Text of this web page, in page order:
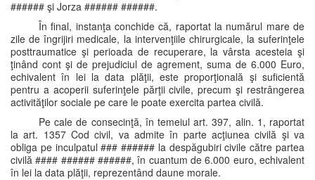
###### şi Jorza ###### ######.
În final, instanţa conchide că, raportat la numărul mare de
zile de îngrijiri medicale, la intervenţiile chirurgicale, la suferinţele
posttraumatice şi perioada de recuperare, la vârsta acesteia şi
ţinând cont şi de prejudiciul de agrement, suma de 6.000 Euro,
echivalent în lei la data plăţii, este proporţională şi suficientă
pentru a acoperii suferinţele părţii civile, precum şi restrângerea
activităţilor sociale pe care le poate exercita partea civilă.
Pe cale de consecinţă, în temeiul art. 397, alin. 1, raportat
la art. 1357 Cod civil, va admite în parte acţiunea civilă şi va
obliga pe inculpatul ### ###### la despăgubiri civile către partea
civilă #### ###### ######, în cuantum de 6.000 euro, echivalent
în lei la data plăţii, reprezentând daune morale.